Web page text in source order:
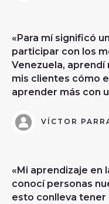
«Para mí significó
participar con los
Venezuela, aprendí
mis clientes cómo
aprender más con
VÍCTOR
«Mi aprendizaje en
conocí personas
esto conlleva tener